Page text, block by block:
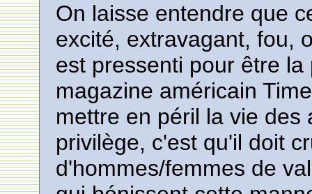
On laisse entendre que
excité, extravagant, fou,
est pressenti pour être
magazine américain
mettre en péril la vie
privilège, c'est qu'il doit
d'hommes/femmes de